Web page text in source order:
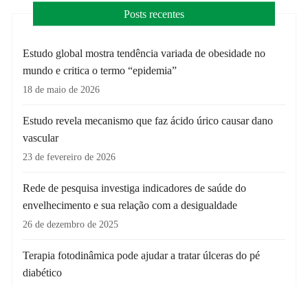
Posts recentes
Estudo global mostra tendência variada de obesidade no
mundo e critica o termo “epidemia”
18 de maio de 2026
Estudo revela mecanismo que faz ácido úrico causar dano
vascular
23 de fevereiro de 2026
Rede de pesquisa investiga indicadores de saúde do
envelhecimento e sua relação com a desigualdade
26 de dezembro de 2025
Terapia fotodinâmica pode ajudar a tratar úlceras do pé
diabético